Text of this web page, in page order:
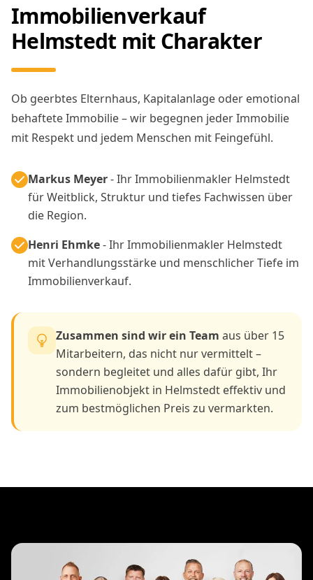
Immobilienverkauf
Helmstedt mit Charakter
Ob geerbtes Elternhaus, Kapitalanlage oder emotional
behaftete Immobilie – wir begegnen jeder Immobilie
mit Respekt und jedem Menschen mit Feingefühl.
Markus Meyer- Ihr Immobilienmakler Helmstedt
für Weitblick, Struktur und tiefes Fachwissen über
die Region.
Henri Ehmke- Ihr Immobilienmakler Helmstedt
mit Verhandlungsstärke und menschlicher Tiefe im
Immobilienverkauf.
Zusammen sind wir ein Team aus über 15
Mitarbeitern, das nicht nur vermittelt –
sondern begleitet und alles dafür gibt, Ihr
Immobilienobjekt in Helmstedt effektiv und
zum bestmöglichen Preis zu vermarkten.